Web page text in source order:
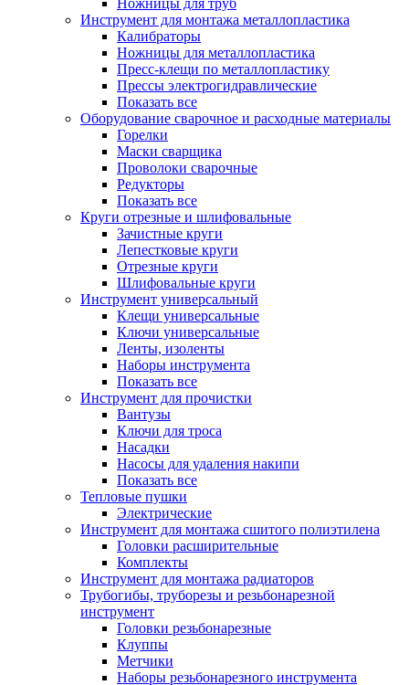
Ножницы для труб
Инструмент для монтажа металлопластика
Калибраторы
Ножницы для металлопластика
Пресс-клещи по металлопластику
Прессы электрогидравлические
Показать все
Оборудование сварочное и расходные материалы
Горелки
Маски сварщика
Проволоки сварочные
Редукторы
Показать все
Круги отрезные и шлифовальные
Зачистные круги
Лепестковые круги
Отрезные круги
Шлифовальные круги
Инструмент универсальный
Клещи универсальные
Ключи универсальные
Ленты, изоленты
Наборы инструмента
Показать все
Инструмент для прочистки
Вантузы
Ключи для троса
Насадки
Насосы для удаления накипи
Показать все
Тепловые пушки
Электрические
Инструмент для монтажа сшитого полиэтилена
Головки расширительные
Комплекты
Инструмент для монтажа радиаторов
Трубогибы, труборезы и резьбонарезной
инструмент
Головки резьбонарезные
Клуппы
Метчики
Наборы резьбонарезного инструмента